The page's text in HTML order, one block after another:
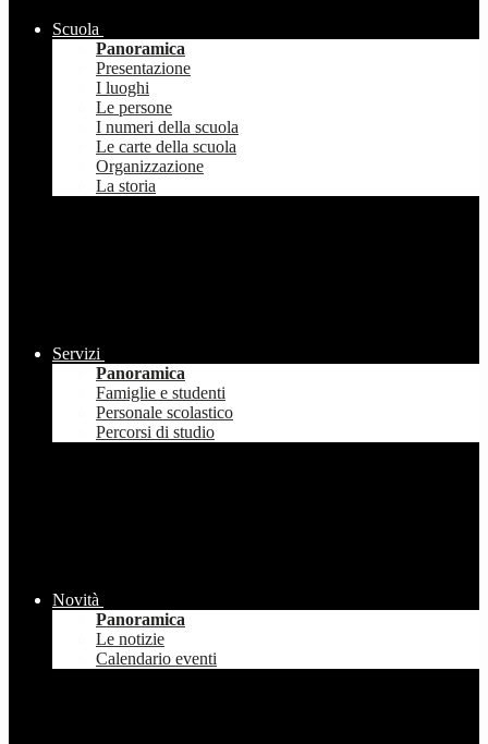
Scuola
Panoramica
Presentazione
I luoghi
Le persone
I numeri della scuola
Le carte della scuola
Organizzazione
La storia
Servizi
Panoramica
Famiglie e studenti
Personale scolastico
Percorsi di studio
Novità
Panoramica
Le notizie
Calendario eventi